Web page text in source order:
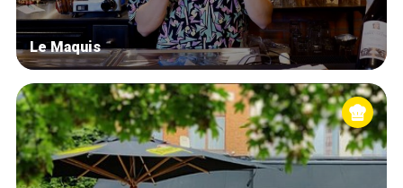
Le Maquis